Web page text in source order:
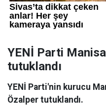
YENİ Parti
tutuklandı
YENİ Parti'nin kurucu
Özalper tutuklandı.